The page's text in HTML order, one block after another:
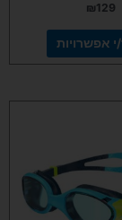
₪129
אפשרויות